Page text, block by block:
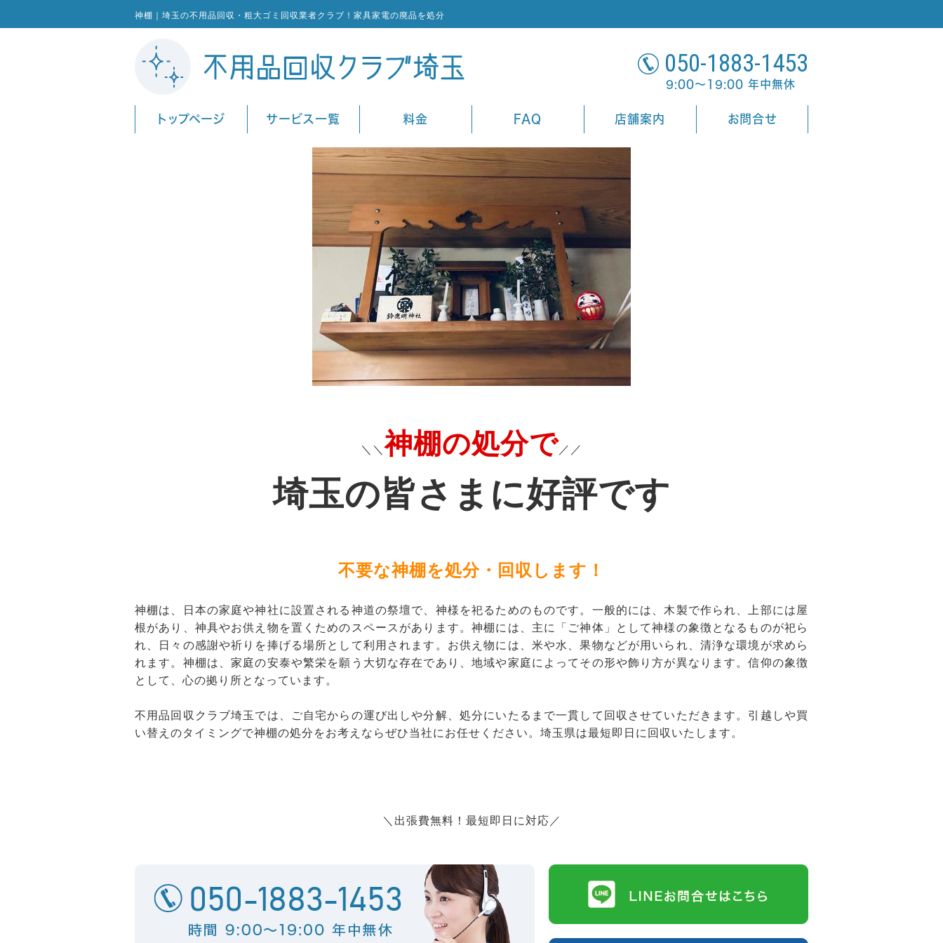
神棚｜埼玉の不用品回収・粗大ゴミ回収業者クラブ！家具家電の廃品を処分
050-1883-1453
9:00～19:00 年中無休
トップページ サービス一覧 料金 FAQ 店舗案内 お問合せ
＼＼神棚の処分で ／／
埼玉の皆さまに好評です
不要な神棚を処分・回収します！
神棚は、日本の家庭や神社に設置される神道の祭壇で、神様を祀るためのものです。一般的には、木製で作られ、上部には屋
根があり、神具やお供え物を置くためのスペースがあります。神棚には、主に「ご神体」として神様の象徴となるものが祀ら
れ、日々の感謝や祈りを捧げる場所として利用されます。お供え物には、米や水、果物などが用いられ、清浄な環境が求めら
れます。神棚は、家庭の安泰や繁栄を願う大切な存在であり、地域や家庭によってその形や飾り方が異なります。信仰の象徴
として、心の拠り所となっています。
不用品回収クラブ埼玉では、ご自宅からの運び出しや分解、処分にいたるまで一貫して回収させていただきます。引越しや買
い替えのタイミングで神棚の処分をお考えならぜひ当社にお任せください。埼玉県は最短即日に回収いたします。
＼出張費無料！最短即日に対応／